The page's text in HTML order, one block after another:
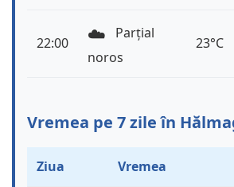
22:00 ☁️
Parțial
noros
23°C
Vremea pe 7 zile în
Ziua Vremea